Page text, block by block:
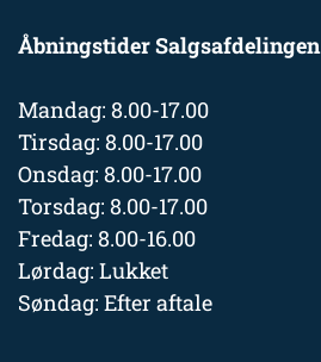
Åbningstider Salgsafdelingen
Mandag: 8.00-17.00
Tirsdag: 8.00-17.00
Onsdag: 8.00-17.00
Torsdag: 8.00-17.00
Fredag: 8.00-16.00
Lørdag: Lukket
Søndag: Efter aftale